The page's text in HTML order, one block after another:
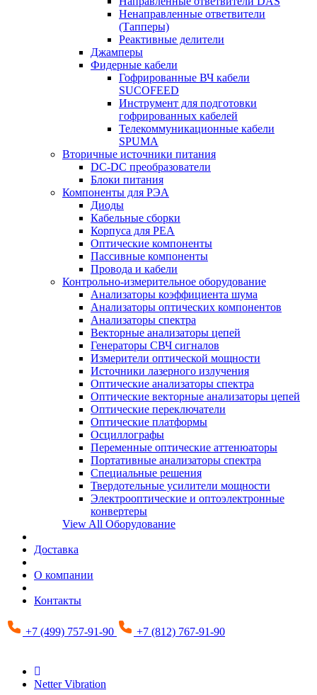
Ненаправленные ответвители
(Тапперы)
Реактивные делители
Джамперы
Фидерные кабели
Гофрированные ВЧ кабели
SUCOFEED
Инструмент для подготовки
гофрированных кабелей
Телекоммуникационные кабели
SPUMA
Вторичные источники питания
DC-DC преобразователи
Блоки питания
Компоненты для РЭА
Диоды
Кабельные сборки
Корпуса для РЕА
Оптические компоненты
Пассивные компоненты
Провода и кабели
Контрольно-измерительное оборудование
Анализаторы коэффициента шума
Анализаторы оптических компонентов
Анализаторы спектра
Векторные анализаторы цепей
Генераторы СВЧ сигналов
Измерители оптической мощности
Источники лазерного излучения
Оптические анализаторы спектра
Оптические векторные анализаторы цепей
Оптические переключатели
Оптические платформы
Осциллографы
Переменные оптические аттенюаторы
Портативные анализаторы спектра
Специальные решения
Твердотельные усилители мощности
Электрооптические и оптоэлектронные
конвертеры
View All Оборудование
Доставка
О компании
Контакты
+7 (499) 757-91-90 +7 (812) 767-91-90
Netter Vibration